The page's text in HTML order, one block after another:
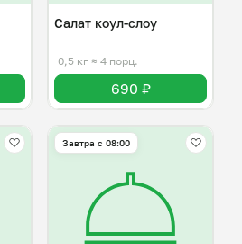
Салат коул-слоу
0,5 кг ≈ 4 порц.
690 ₽
Завтра c 08:00